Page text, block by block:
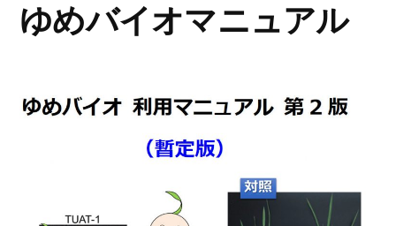
ゆめバイオマニュアル